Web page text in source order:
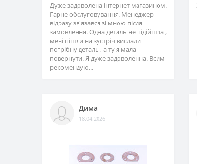
Дуже задоволена інтернет магазином.
Гарне обслуговування. Менеджер
відразу зв'язався зі мною після
замовлення. Одна деталь не підійшла ,
мені пішли на зустріч вислали
потрібну деталь , а ту я мала
повернути. Я дуже задоволенна. Всим
рекомендую...
Дима
18.04.2026